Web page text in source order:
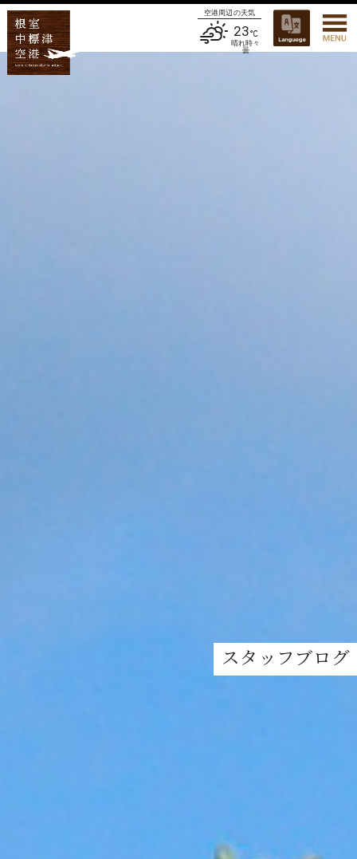
空港周辺の天気
23
晴れ時々
曇
スタッフブログ